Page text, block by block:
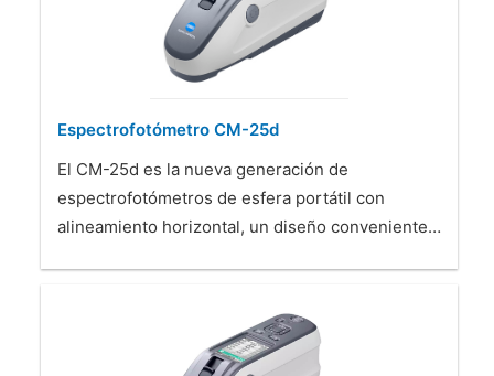
Espectrofotómetro CM-25d
El CM-25d es la nueva generación de
espectrofotómetros de esfera portátil con
alineamiento horizontal, un diseño conveniente…